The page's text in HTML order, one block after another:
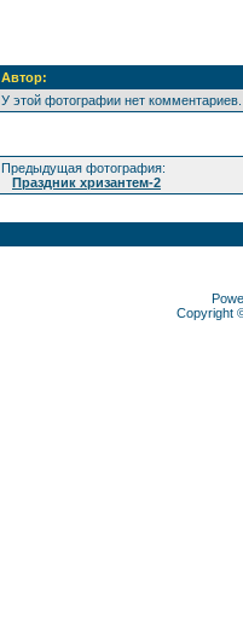
Автор:
У этой фотографии нет комментариев.
Предыдущая фотография:
Праздник хризантем-2
Copyright